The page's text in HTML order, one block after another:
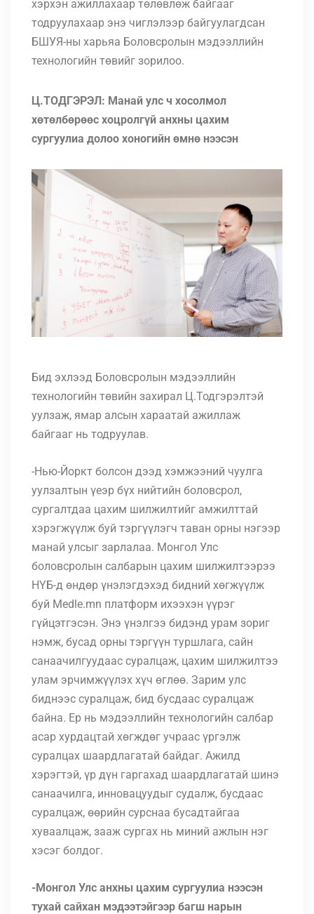
хэрхэн ажиллахаар төлөвлөж байгааг
тодруулахаар энэ чиглэлээр байгуулагдсан
БШУЯ-ны харьяа Боловсролын мэдээллийн
технологийн төвийг зорилоо.
Ц.ТОДГЭРЭЛ: Манай улс ч хосолмол
хөтөлбөрөөс хоцролгүй анхны цахим
сургуулиа долоо хоногийн өмнө нээсэн
Бид эхлээд Боловсролын мэдээллийн
технологийн төвийн захирал Ц.Тодгэрэлтэй
уулзаж, ямар алсын хараатай ажиллаж
байгааг нь тодруулав.
-Нью-Йоркт болсон дээд хэмжээний чуулга
уулзалтын үеэр бүх нийтийн боловсрол,
сургалтдаа цахим шилжилтийг амжилттай
хэрэгжүүлж буй тэргүүлэгч таван орны нэгээр
манай улсыг зарлалаа. Монгол Улс
боловсролын салбарын цахим шилжилтээрээ
НҮБ-д өндөр үнэлэгдэхэд бидний хөгжүүлж
буй Medle.mn платформ ихээхэн үүрэг
гүйцэтгэсэн. Энэ үнэлгээ бидэнд урам зориг
нэмж, бусад орны тэргүүн туршлага, сайн
санаачилгуудаас суралцаж, цахим шилжилтээ
улам эрчимжүүлэх хүч өглөө. Зарим улс
биднээс суралцаж, бид бусдаас суралцаж
байна. Ер нь мэдээллийн технологийн салбар
асар хурдацтай хөгждөг учраас үргэлж
суралцах шаардлагатай байдаг. Ажилд
хэрэгтэй, үр дүн гаргахад шаардлагатай шинэ
санаачилга, инновацуудыг судалж, бусдаас
суралцаж, өөрийн сурснаа бусадтайгаа
хуваалцаж, зааж сургах нь миний ажлын нэг
хэсэг болдог.
-Монгол Улс анхны цахим сургуулиа нээсэн
тухай сайхан мэдээтэйгээр багш нарын